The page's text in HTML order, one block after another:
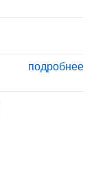
подробнее